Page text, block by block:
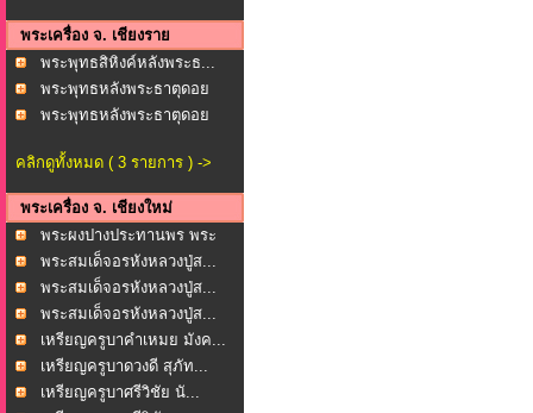
พระเครื่อง จ. เชียงราย
พระพุทธสิหิงค์หลังพระธ...
พระพุทธหลังพระธาตุดอย
ต...
พระพุทธหลังพระธาตุดอย
คลิกดูทั้งหมด ( 3 รายการ ) ->
พระเครื่อง จ. เชียงใหม่
พระผงปางประทานพร พระ
พุ...
พระสมเด็จอรหังหลวงปู่ส...
พระสมเด็จอรหังหลวงปู่ส...
พระสมเด็จอรหังหลวงปู่ส...
เหรียญครูบาคำเหมย มังค...
เหรียญครูบาดวงดี สุภัท...
เหรียญครูบาศรีวิชัย นั...